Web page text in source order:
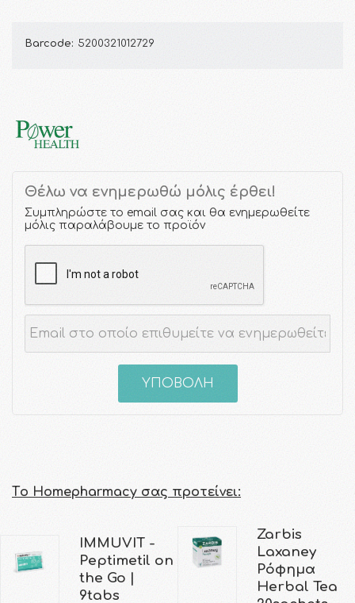
Barcode: 5200321012729
Θέλω να ενημερωθώ μόλις έρθει!
Συμπληρώστε το email σας και θα ενημερωθείτε
μόλις παραλάβουμε το προϊόν
ΥΠΟΒΟΛΗ
Τo Homepharmacy σας προτείνει:
IMMUVIT -
Peptimetil on
the Go |
9tabs
Zarbis
Laxaney
Ρόφημα
Herbal Tea